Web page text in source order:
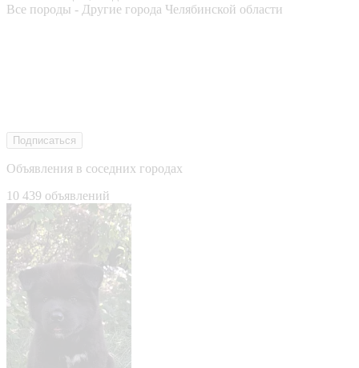
Все породы - Другие города Челябинской области
Подписаться
Объявления в соседних городах
10 439 объявлений